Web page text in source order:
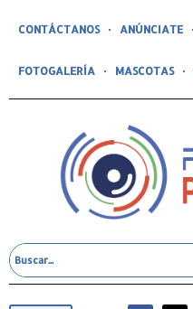
CONTÁCTANOS ANÚNCIATE
FOTOGALERÍA MASCOTAS